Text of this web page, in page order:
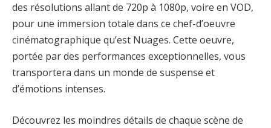
des résolutions allant de 720p à 1080p, voire en VOD,
pour une immersion totale dans ce chef-d’oeuvre
cinématographique qu’est Nuages. Cette oeuvre,
portée par des performances exceptionnelles, vous
transportera dans un monde de suspense et
d’émotions intenses.
Découvrez les moindres détails de chaque scène de